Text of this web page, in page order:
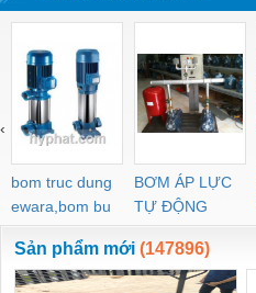
bom truc dung
ewara,bom bu
ewara
BƠM ÁP LỰC
TỰ ĐỘNG
‹
Sản phẩm mới (147896)